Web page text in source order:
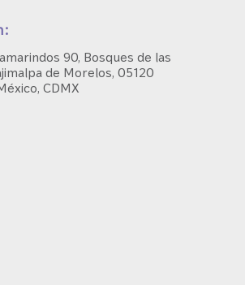
90, Bosques de las
de Morelos, 05120
CDMX